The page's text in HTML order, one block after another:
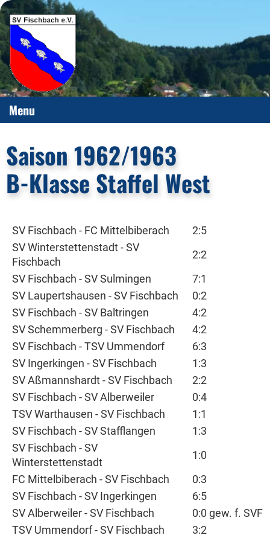
Menu
Saison 1962/1963
B-Klasse Staffel West
SV Fischbach - FC Mittelbiberach
2:5
SV Winterstettenstadt - SV
Fischbach
2:2
SV Fischbach - SV Sulmingen
7:1
SV Laupertshausen - SV Fischbach
0:2
SV Fischbach - SV Baltringen
4:2
SV Schemmerberg - SV Fischbach
4:2
SV Fischbach - TSV Ummendorf
6:3
SV Ingerkingen - SV Fischbach
1:3
SV Aßmannshardt - SV Fischbach
2:2
SV Fischbach - SV Alberweiler
0:4
TSV Warthausen - SV Fischbach
1:1
SV Fischbach - SV Stafflangen
1:3
SV Fischbach - SV
Winterstettenstadt
1:0
FC Mittelbiberach - SV Fischbach
0:3
SV Fischbach - SV Ingerkingen
6:5
SV Alberweiler - SV Fischbach
0:0 gew. f. SVF
TSV Ummendorf - SV Fischbach
3:2